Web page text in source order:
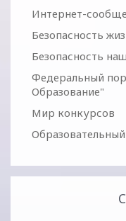
Интернет-
Безопасность
Безопасность
Федеральный
Образование"
Мир конкурсов